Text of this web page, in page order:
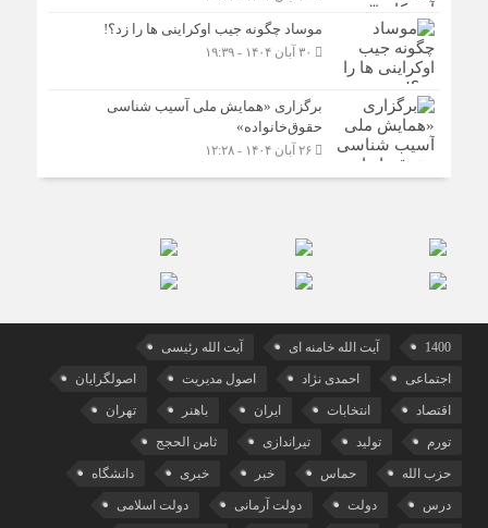
موساد چگونه جیب اوکراینی ها را زد؟!
برگزاری «همایش ملی آسیب شناسی
حقوق‌خانواده»
۲۶ آبان ۱۴۰۴ - ۱۲:۲۸
1400 آیت الله خامنه ای آیت الله رئیسی
اجتماعی احمدی نژاد اصول مدیریت اصولگرایان
اقتصاد انتخابات ایران باهنر تهران
تورم تولید تیراندازی ثامن الحجج
حزب الله حماس خبر خبری دانشگاه
درس دولت دولت آرمانی دولت اسلامی